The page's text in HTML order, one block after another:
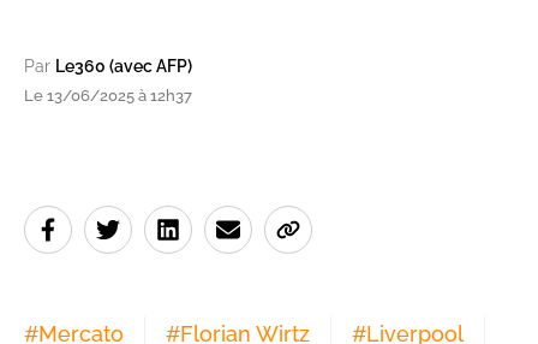
Par Le360 (avec AFP)
Le 13/06/2025 à 12h37
#Mercato #Florian Wirtz #Liverpool